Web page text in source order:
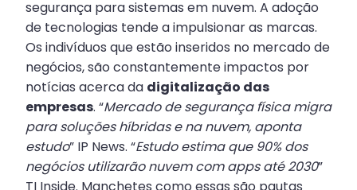
segurança para sistemas em nuvem. A adoção
de tecnologias tende a impulsionar as marcas.
Os indivíduos que estão inseridos no mercado de
negócios, são constantemente impactos por
notícias acerca da digitalização das
empresas. “Mercado de segurança física migra
para soluções híbridas e na nuvem, aponta
estudo” IP News. “Estudo estima que 90% dos
negócios utilizarão nuvem com apps até 2030”